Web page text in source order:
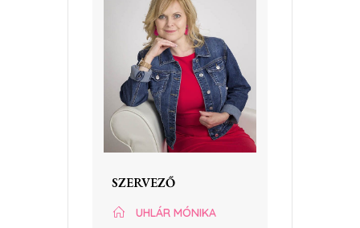
SZERVEZŐ
UHLÁR MÓNIKA